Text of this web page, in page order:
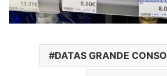
DATAS GRANDE CONSO